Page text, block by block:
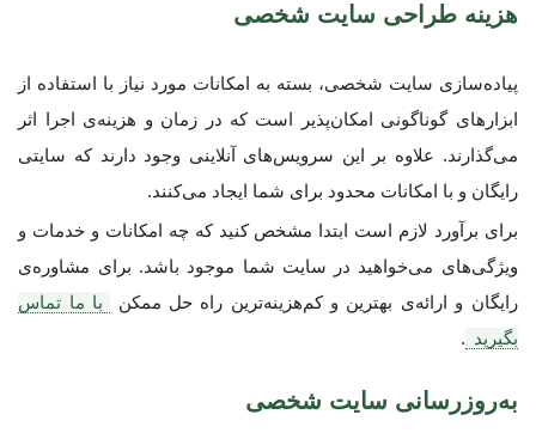
هزینه طراحی سایت شخصی
پیاده‌سازی سایت شخصی، بسته به امکانات مورد نیاز با استفاده از
ابزارهای گوناگونی امکان‌پذیر است که در زمان و هزینه‌ی اجرا اثر
می‌گذارند. علاوه بر این سرویس‌های آنلاینی وجود دارند که سایتی
رایگان و با امکانات محدود برای شما ایجاد می‌کنند.
برای برآورد لازم است ابتدا مشخص کنید که چه امکانات و خدمات و
ویژگی‌های می‌خواهید در سایت شما موجود باشد. برای مشاوره‌ی
رایگان و ارائه‌ی بهترین و کم‌هزینه‌ترین راه حل ممکن
با ما تماس
بگیرید .
به‌روزرسانی سایت شخصی